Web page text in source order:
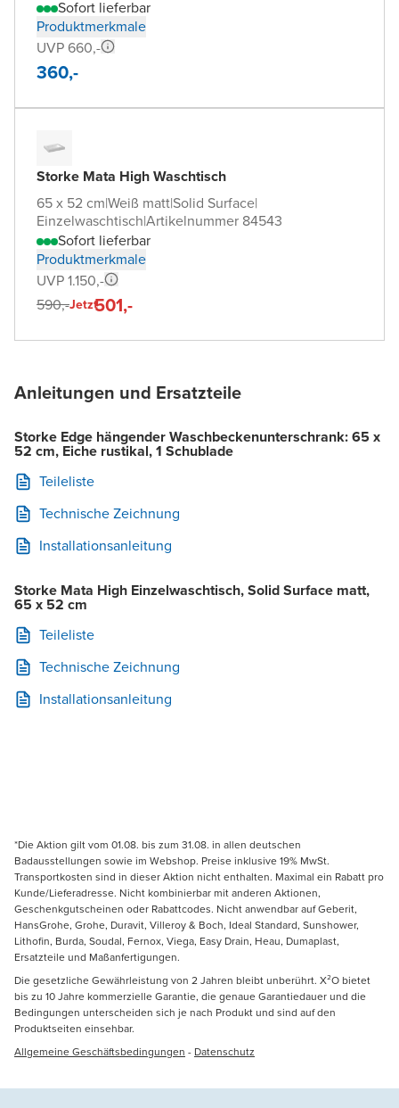
Sofort lieferbar
Produktmerkmale
UVP 660,-
360,-
Storke Mata High Waschtisch
65 x 52 cm|Weiß matt|Solid Surface|
Einzelwaschtisch|Artikelnummer 84543
Sofort lieferbar
Produktmerkmale
UVP 1.150,-
590,-Jetzt501,-
Anleitungen und Ersatzteile
Storke Edge hängender Waschbeckenunterschrank: 65 x
52 cm, Eiche rustikal, 1 Schublade
Teileliste
Technische Zeichnung
Installationsanleitung
Storke Mata High Einzelwaschtisch, Solid Surface matt,
65 x 52 cm
Teileliste
Technische Zeichnung
Installationsanleitung
*Die Aktion gilt vom 01.08. bis zum 31.08. in allen deutschen
Badausstellungen sowie im Webshop. Preise inklusive 19% MwSt.
Transportkosten sind in dieser Aktion nicht enthalten. Maximal ein Rabatt pro
Kunde/Lieferadresse. Nicht kombinierbar mit anderen Aktionen,
Geschenkgutscheinen oder Rabattcodes. Nicht anwendbar auf Geberit,
HansGrohe, Grohe, Duravit, Villeroy & Boch, Ideal Standard, Sunshower,
Lithofin, Burda, Soudal, Fernox, Viega, Easy Drain, Heau, Dumaplast,
Ersatzteile und Maßanfertigungen.
Die gesetzliche Gewährleistung von 2 Jahren bleibt unberührt. X²O bietet
bis zu 10 Jahre kommerzielle Garantie, die genaue Garantiedauer und die
Bedingungen unterscheiden sich je nach Produkt und sind auf den
Produktseiten einsehbar.
Allgemeine Geschäftsbedingungen - Datenschutz